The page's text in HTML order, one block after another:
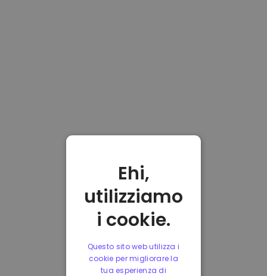
Ehi,
utilizziamo
i cookie.
Questo sito web utilizza i
cookie per migliorare la
tua esperienza di